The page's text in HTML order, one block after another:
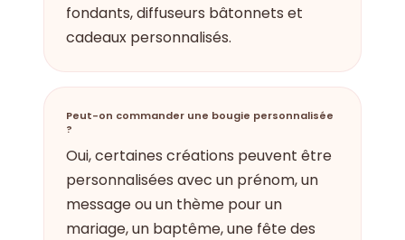
fondants, diffuseurs bâtonnets et
cadeaux personnalisés.
Peut-on commander une bougie personnalisée
?
Oui, certaines créations peuvent être
personnalisées avec un prénom, un
message ou un thème pour un
mariage, un baptême, une fête des